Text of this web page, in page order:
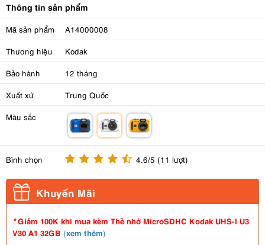
Thông tin sản phẩm
Mã sản phẩm A14000008
Thương hiệu Kodak
Bảo hành 12 tháng
Xuất xứ Trung Quốc
Màu sắc
Bình chọn 4.6/5 (11 lượt)
Khuyến Mãi
*Giảm 100K khi mua kèm Thẻ nhớ MicroSDHC Kodak UHS-I U3
V30 A1 32GB (xem thêm)